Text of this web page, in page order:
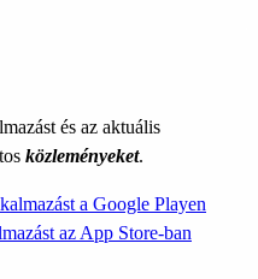
és az aktuális
közleményeket.